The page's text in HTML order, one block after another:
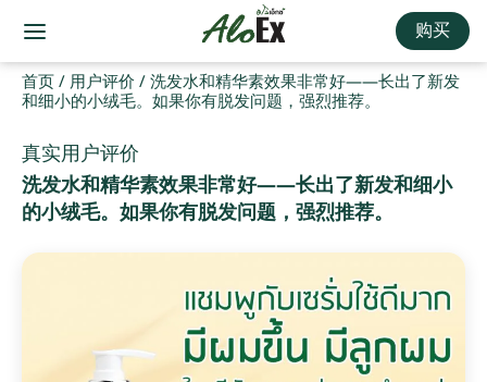
购买
首页/用户评价/洗发水和精华素效果非常好——长出了新发
和细小的小绒毛。如果你有脱发问题，强烈推荐。
真实用户评价
洗发水和精华素效果非常好——长出了新发和细小
的小绒毛。如果你有脱发问题，强烈推荐。